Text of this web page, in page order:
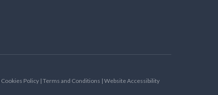
Cookies Policy | Terms and Conditions | Website Accessibility